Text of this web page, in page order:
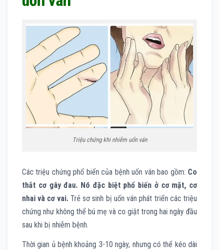
Triệu chứng khi nhiễm uốn ván
Các triệu chứng phổ biến của bệnh uốn ván bao gồm: Co
thắt cơ gây đau. Nó đặc biệt phổ biến ở cơ mặt, cơ
nhai và cơ vai.Trẻ sơ sinh bị uốn ván phát triển các triệu
chứng như không thể bú mẹ và co giật trong hai ngày đầu
sau khi bị nhiễm bệnh.
Thời gian ủ bệnh khoảng 3-10 ngày, nhưng có thể kéo dài